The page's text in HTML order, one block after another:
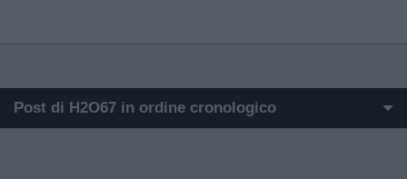
Post di H2O67 in ordine cronologico